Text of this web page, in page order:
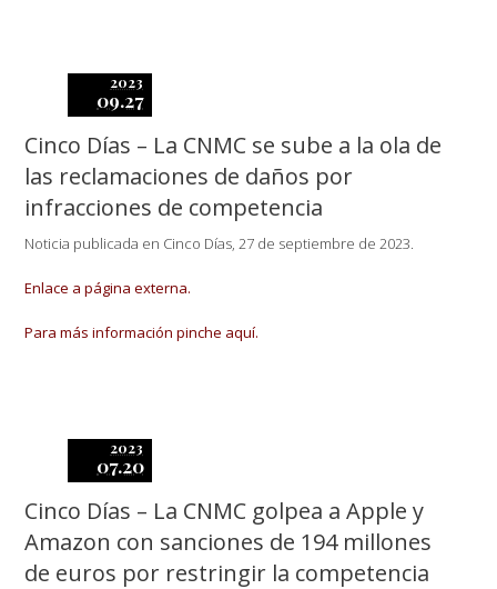
2023
09.27
Cinco Días – La CNMC se sube a la ola de
las reclamaciones de daños por
infracciones de competencia
Noticia publicada en Cinco Días, 27 de septiembre de 2023.
Enlace a página externa.
Para más información pinche aquí.
2023
07.20
Cinco Días – La CNMC golpea a Apple y
Amazon con sanciones de 194 millones
de euros por restringir la competencia